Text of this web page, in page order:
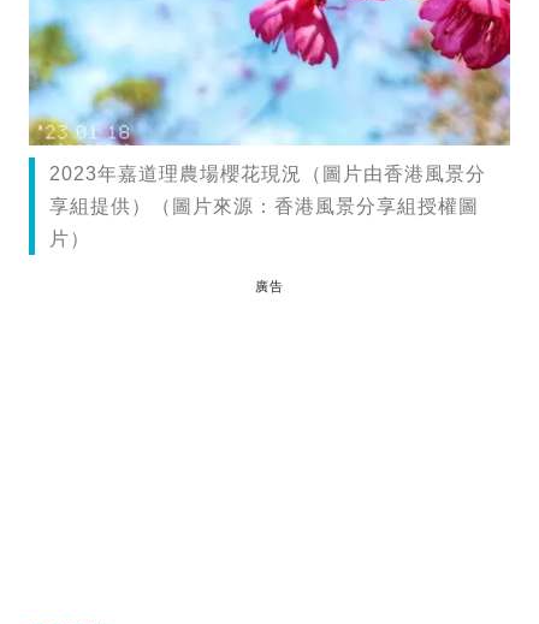
2023年嘉道理農場櫻花現況（圖片由香港風景分
享組提供）（圖片來源：香港風景分享組授權圖
片）
廣告